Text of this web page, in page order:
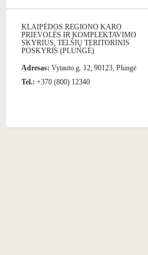
KLAIPĖDOS REGIONO KARO
PRIEVOLĖS IR KOMPLEKTAVIMO
SKYRIUS, TELŠIŲ TERITORINIS
POSKYRIS (PLUNGĖ)
Adresas: Vytauto g. 12, 90123, Plungė
Tel.: +370 (800) 12340